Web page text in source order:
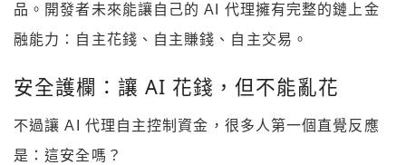
品。開發者未來能讓自己的 AI 代理擁有完整的鏈上金
融能力：自主花錢、自主賺錢、自主交易。
安全護欄：讓 AI 花錢，但不能亂花
不過讓 AI 代理自主控制資金，很多人第一個直覺反應
是：這安全嗎？